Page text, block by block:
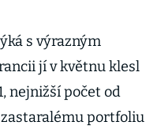
s výrazným
jí v květnu klesl
nejnižší počet od
portfoliu